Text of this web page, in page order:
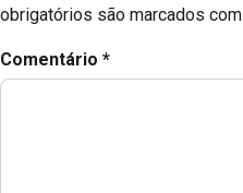
obrigatórios são marcados com
Comentário *